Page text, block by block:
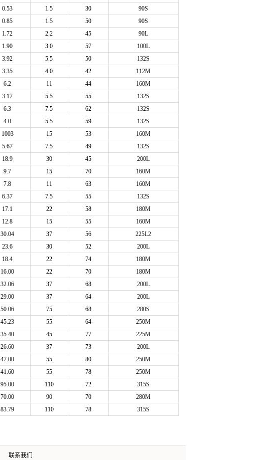
0.53 1.5 30
90S
0.85 1.5 50
90S
1.72 2.2 45
90L
1.90 3.0 57
100L
3.92 5.5 50
132S
3.35 4.0 42
112M
6.2 11 44
160M
3.17 5.5 55
132S
6.3 7.5 62
132S
4.0 5.5 59
132S
1003 15 53
160M
5.67 7.5 49
132S
18.9 30 45
200L
9.7 15 70
160M
7.8 11 63
160M
6.37 7.5 55
132S
17.1 22 58
180M
12.8 15 55
160M
30.04 37 56
225L2
23.6 30 52
200L
18.4 22 74
180M
16.00 22 70
180M
32.06 37 68
200L
29.00 37 64
200L
50.06 75 68
280S
45.23 55 64
250M
35.40 45 77
225M
26.60 37 73
200L
47.00 55 80
250M
41.60 55 78
250M
95.00 110 72
315S
70.00 90 70
280M
83.79 110 78 315S
联系我们